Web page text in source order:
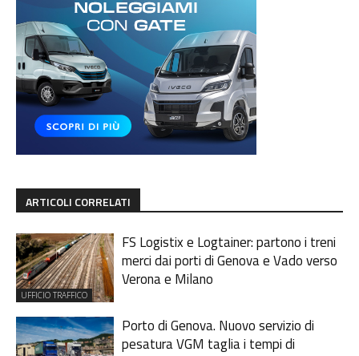
ARTICOLI CORRELATI
UFFICIO TRAFFICO
FS Logistix e Logtainer: partono i treni
merci dai porti di Genova e Vado verso
Verona e Milano
Porto di Genova. Nuovo servizio di
pesatura VGM taglia i tempi di